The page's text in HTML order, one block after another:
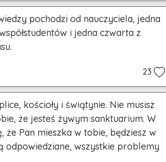
pochodzi od nauczyciela, jedna
i jedna czwarta z
23
kościoły i świątynie. Nie musisz
że jesteś żywym sanktuarium. W
Pan mieszka w tobie, będziesz w
odpowiedziane, wszystkie problemy